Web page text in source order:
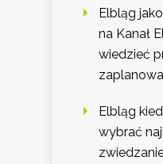
Elbląg
na Kanał
wiedzieć
Elbląg
wybrać